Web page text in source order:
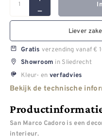
Liever
Gratis verzending vanaf €
Showroom in Sliedrecht
Kleur- en verfadvies
Bekijk de technische
San Marco Cadoro is een
interieur.